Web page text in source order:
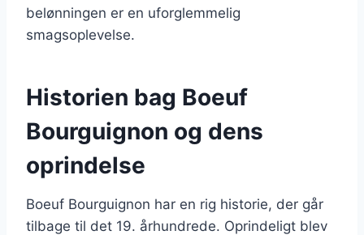
belønningen er en uforglemmelig
smagsoplevelse.
Historien bag Boeuf
Bourguignon og dens
oprindelse
Boeuf Bourguignon har en rig historie, der går
tilbage til det 19. århundrede. Oprindeligt blev